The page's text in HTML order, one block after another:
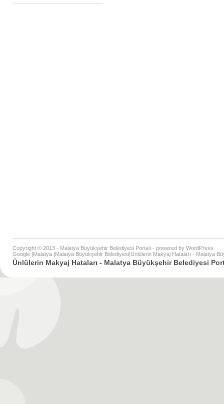
Copyright © 2013 - Malatya Büyükşehir Belediyesi Portalı - powered by WordPress
Google |Malatya |Malatya Büyükşehir Belediyesi|Ünlülerin Makyaj Hataları - Malatya
Ünlülerin Makyaj Hataları - Malatya Büyükşehir Belediyesi